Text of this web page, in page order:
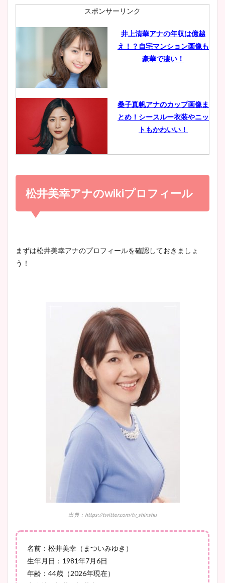
肉も凄い！
鈴木唯の太ってた時の体重が
ヤバすぎww原因や痩せたダ
豊島実季アナのカップ画像ま
とめ！美脚や水着姿に年齢も
宇賀神メグアナのニット画像
スポンサーリンク
井上清華アナの年収は億越
え！？自宅マンション画像も
豪華で凄い！
桑子真帆アナのカップ画像ま
とめ！シースルー衣装やニッ
トもかわいい！
小室瑛莉子のカップ画像まと
め！足が美脚でニット衣装も
かわいい！
清水麻椰アナのかわいい画
大家彩香アナのかわいいカッ
プ画像まとめ！同期や実家に
wikiプロフも！
安藤萌々アナのカップ画像や
ニット衣装まとめ！美足の筋
鈴木唯の太ってた時の体重が
ヤバすぎww原因や痩せたダ
イエット方は？昔と現在を画
像比較！
豊島実季アナのカップ画像ま
とめ！美脚や水着姿に年齢も
松井美幸アナのwikiプロフィール
まずは松井美幸アナのプロフィールを確認しておきましょ
う！
出典：https://twitter.com/tv_shinshu
名前：松井美幸（まついみゆき）
生年月日：1981年7月6日
年齢：44歳（2026年現在）